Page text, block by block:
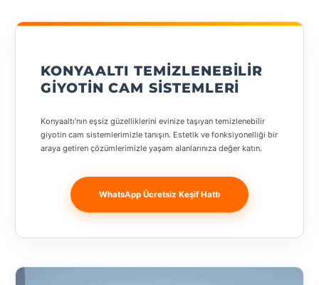
KONYAALTI TEMIZLENEBILIR
GIYOTIN CAM SISTEMLERI
Konyaaltı’nın eşsiz güzelliklerini evinize taşıyan temizlenebilir
giyotin cam sistemlerimizle tanışın. Estetik ve fonksiyonelliği bir
araya getiren çözümlerimizle yaşam alanlarınıza değer katın.
WhatsApp Ücretsiz Keşif Hattı
Balıkesir
Luka
Bitlis
Bosnia and
Herzegovina
București
Bulgaristan
Bursa